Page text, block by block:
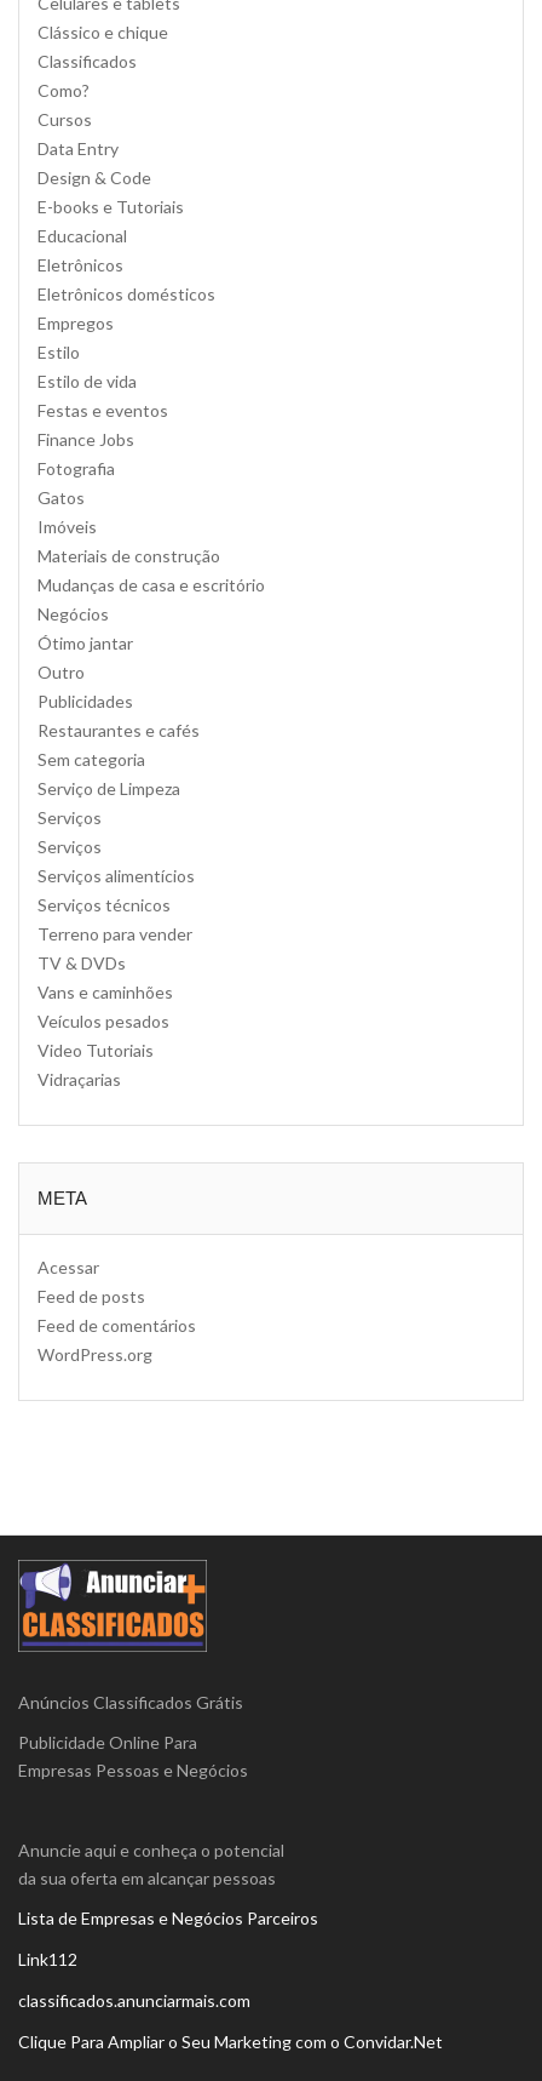
Clássico e chique
Classificados
Como?
Cursos
Data Entry
Design & Code
E-books e Tutoriais
Educacional
Eletrônicos
Eletrônicos domésticos
Empregos
Estilo
Estilo de vida
Festas e eventos
Finance Jobs
Fotografia
Gatos
Imóveis
Materiais de construção
Mudanças de casa e escritório
Negócios
Ótimo jantar
Outro
Publicidades
Restaurantes e cafés
Sem categoria
Serviço de Limpeza
Serviços
Serviços
Serviços alimentícios
Serviços técnicos
Terreno para vender
TV & DVDs
Vans e caminhões
Veículos pesados
Video Tutoriais
Vidraçarias
META
Acessar
Feed de posts
Feed de comentários
WordPress.org
Anúncios Classificados Grátis
Publicidade Online Para
Empresas Pessoas e Negócios
Anuncie aqui e conheça o potencial
da sua oferta em alcançar pessoas
Lista de Empresas e Negócios Parceiros
Link112
classificados.anunciarmais.com
Clique Para Ampliar o Seu Marketing com o Convidar.Net